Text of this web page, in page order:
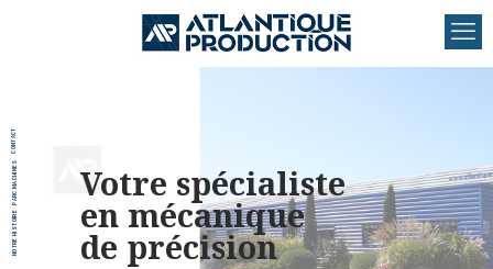
NOTRE HISTOIRE
PARC MACHINES
CONTACT
Votre spécialiste
en mécanique
de précision